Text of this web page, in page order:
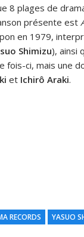
8 plages de
présente est
en 1979,
Shimizu), ainsi
fois-ci, mais une
et Ichirô Araki.
RECORDS YASUO